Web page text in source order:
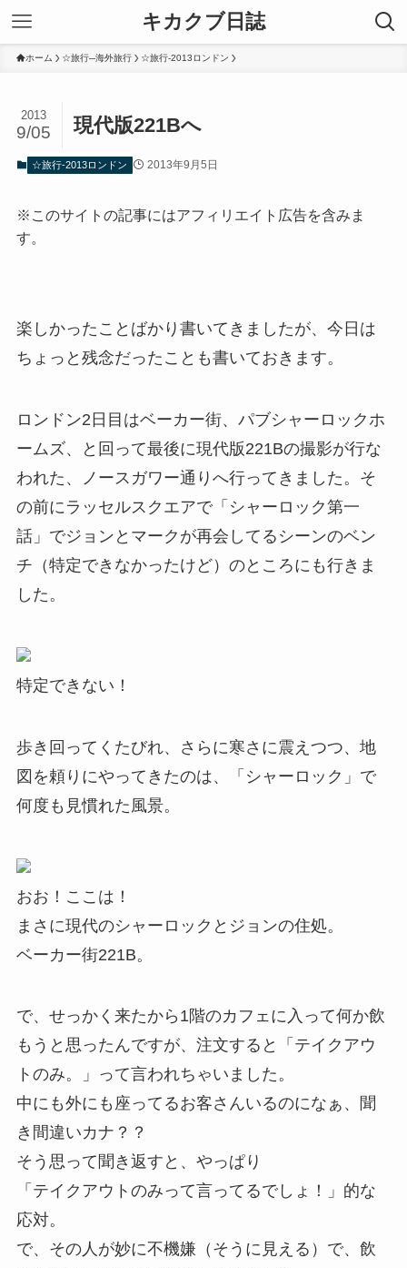
キカクブ日誌
ホーム ☆旅行─海外旅行 ☆旅行-2013ロンドン
現代版221Bへ
2013
9/05
☆旅行-2013ロンドン 2013年9月5日
※このサイトの記事にはアフィリエイト広告を含みま
す。
楽しかったことばかり書いてきましたが、今日は
ちょっと残念だったことも書いておきます。
ロンドン2日目はベーカー街、パブシャーロックホ
ームズ、と回って最後に現代版221Bの撮影が行な
われた、ノースガワー通りへ行ってきました。そ
の前にラッセルスクエアで「シャーロック第一
話」でジョンとマークが再会してるシーンのベン
チ（特定できなかったけど）のところにも行きま
した。
特定できない！
歩き回ってくたびれ、さらに寒さに震えつつ、地
図を頼りにやってきたのは、「シャーロック」で
何度も見慣れた風景。
おお！ここは！
まさに現代のシャーロックとジョンの住処。
ベーカー街221B。
で、せっかく来たから1階のカフェに入って何か飲
もうと思ったんですが、注文すると「テイクアウ
トのみ。」って言われちゃいました。
中にも外にも座ってるお客さんいるのになぁ、聞
き間違いカナ？？
そう思って聞き返すと、やっぱり
「テイクアウトのみって言ってるでしょ！」的な
応対。
で、その人が妙に不機嫌（そうに見える）で、飲